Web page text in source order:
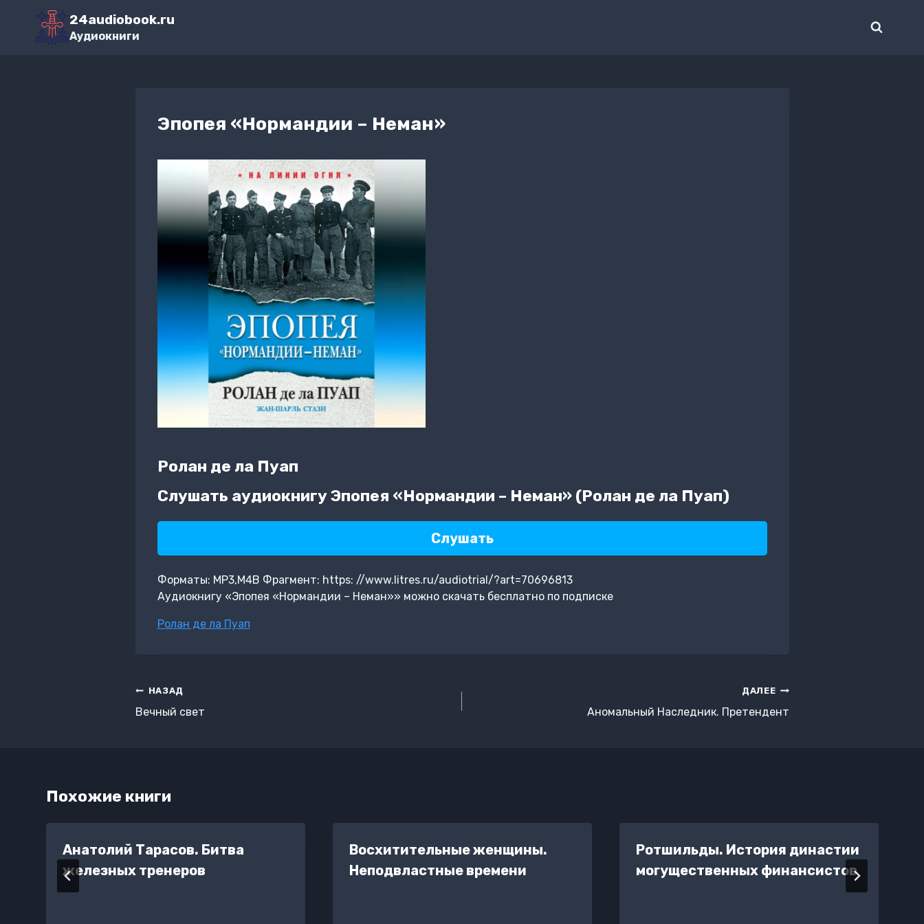
Перейти
содержимому
24audiobook.ru
Аудиокниги
Эпопея «Нормандии – Неман»
Ролан де ла Пуап
Слушать аудиокнигу Эпопея «Нормандии – Неман» (Ролан де ла Пуап)
Слушать
Форматы: MP3,M4B Фрагмент: https: //www.litres.ru/audiotrial/?art=70696813
Аудиокнигу «Эпопея «Нормандии – Неман»» можно скачать бесплатно по подписке
Метки
Ролан де ла Пуап
Навигация
по
НАЗАД
Вечный свет
ДАЛЕЕ
Аномальный Наследник. Претендент
Похожие книги
Анатолий Тарасов. Битва
железных тренеров
Восхитительные женщины.
Неподвластные времени
Ротшильды. История династии
могущественных финансистов